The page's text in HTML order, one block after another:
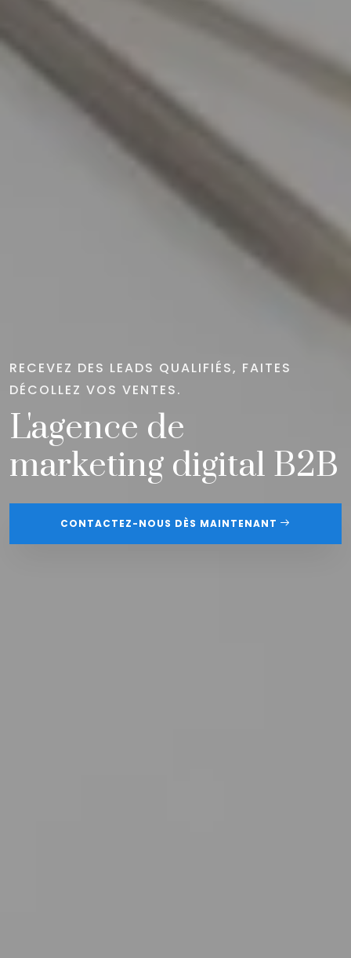
RECEVEZ DES LEADS QUALIFIÉS, FAITES
DÉCOLLEZ VOS VENTES.
L'agence de
marketing digital B2B
CONTACTEZ-NOUS DÈS MAINTENANT